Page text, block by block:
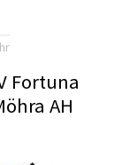
Fortuna
AH